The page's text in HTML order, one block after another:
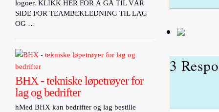
3
logoer. KLIKK HER FOR Å GÅ TIL VÅR
SIDE FOR TEAMBEKLEDNING TIL LAG
OG …
BHX - tekniske løpetrøyer for
lag og bedrifter
hMed BHX kan bedrifter og lag bestille